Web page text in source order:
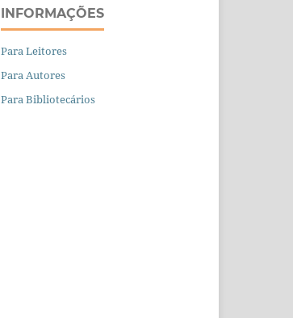
INFORMAÇÕES
Para Leitores
Para Autores
Para Bibliotecários